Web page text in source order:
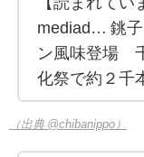
mediad… 銚
ン風味登場
化祭で約２千
（出典 @chibanippo）